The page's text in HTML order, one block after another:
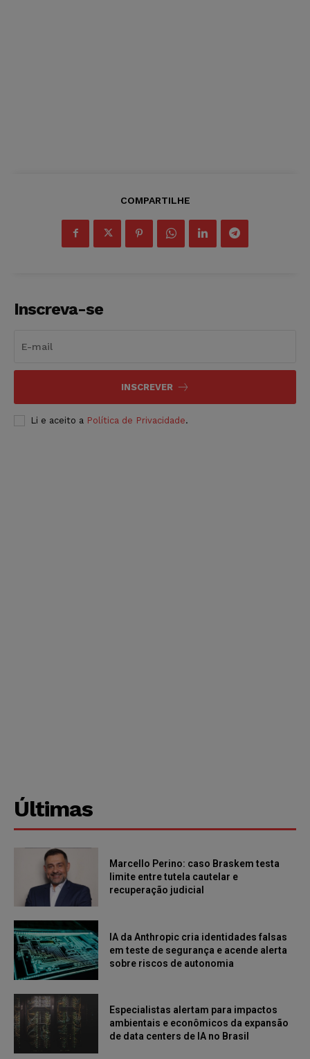
COMPARTILHE
Inscreva-se
INSCREVER
Li e aceito a Política de Privacidade.
Últimas
Marcello Perino: caso Braskem testa
limite entre tutela cautelar e
recuperação judicial
IA da Anthropic cria identidades falsas
em teste de segurança e acende alerta
sobre riscos de autonomia
Especialistas alertam para impactos
ambientais e econômicos da expansão
de data centers de IA no Brasil